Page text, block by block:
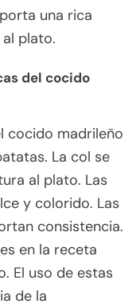
una rica
plato.
del cocido
cocido madrileño
La col se
al plato. Las
y colorido. Las
consistencia.
en la receta
El uso de estas
de la